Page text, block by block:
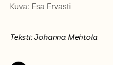
Kuva: Esa Ervasti
Teksti: Johanna Mehtola